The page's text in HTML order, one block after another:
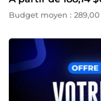
Budget moyen : 289,00